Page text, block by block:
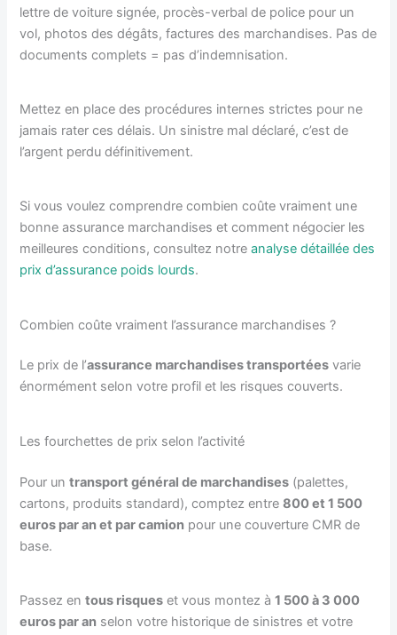
lettre de voiture signée, procès-verbal de police pour un
vol, photos des dégâts, factures des marchandises. Pas de
documents complets = pas d’indemnisation.
Mettez en place des procédures internes strictes pour ne
jamais rater ces délais. Un sinistre mal déclaré, c’est de
l’argent perdu définitivement.
Si vous voulez comprendre combien coûte vraiment une
bonne assurance marchandises et comment négocier les
meilleures conditions, consultez notreanalyse détaillée des
prix d’assurance poids lourds.
Combien coûte vraiment l’assurance marchandises ?
Le prix de l’assurance marchandises transportées varie
énormément selon votre profil et les risques couverts.
Les fourchettes de prix selon l’activité
Pour untransport général de marchandises (palettes,
cartons, produits standard), comptez entre800 et 1 500
euros par an et par camion pour une couverture CMR de
base.
Passez entous risques et vous montez à1 500 à 3 000
euros par an selon votre historique de sinistres et votre